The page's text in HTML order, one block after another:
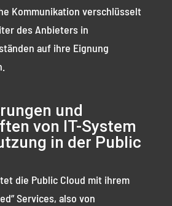
Kommunikation verschlüsselt
des Anbieters in
auf ihre Eignung
und
von IT-System
in der Public
die Public Cloud mit ihrem
Services, also von